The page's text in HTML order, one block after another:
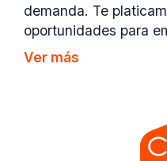
demanda. Te
oportunidades para
Ver más